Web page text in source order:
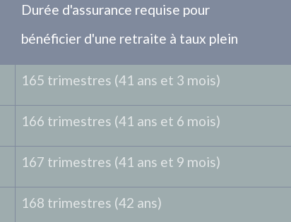
Durée d'assurance requise pour
bénéficier d'une retraite à taux plein
165 trimestres (41 ans et 3 mois)
166 trimestres (41 ans et 6 mois)
167 trimestres (41 ans et 9 mois)
168 trimestres (42 ans)